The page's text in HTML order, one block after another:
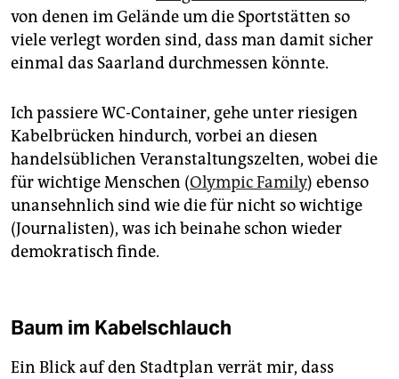
von denen im Gelände um die Sportstätten so
viele verlegt worden sind, dass man damit sicher
einmal das Saarland durchmessen könnte.
Ich passiere WC-Container, gehe unter riesigen
Kabelbrücken hindurch, vorbei an diesen
handelsüblichen Veranstaltungszelten, wobei die
für wichtige Menschen (Olympic Family) ebenso
unansehnlich sind wie die für nicht so wichtige
(Journalisten), was ich beinahe schon wieder
demokratisch finde.
Baum im Kabelschlauch
Ein Blick auf den Stadtplan verrät mir, dass